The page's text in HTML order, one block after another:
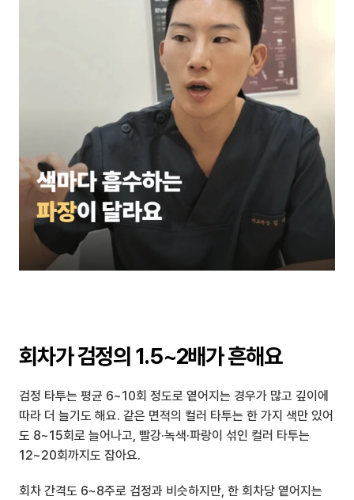
회차가 검정의 1.5~2배가 흔해요
검정 타투는 평균 6~10회 정도로 옅어지는 경우가 많고 깊이에
따라 더 늘기도 해요. 같은 면적의 컬러 타투는 한 가지 색만 있어
도 8~15회로 늘어나고, 빨강·녹색·파랑이 섞인 컬러 타투는
12~20회까지도 잡아요.
회차 간격도 6~8주로 검정과 비슷하지만, 한 회차당 옅어지는